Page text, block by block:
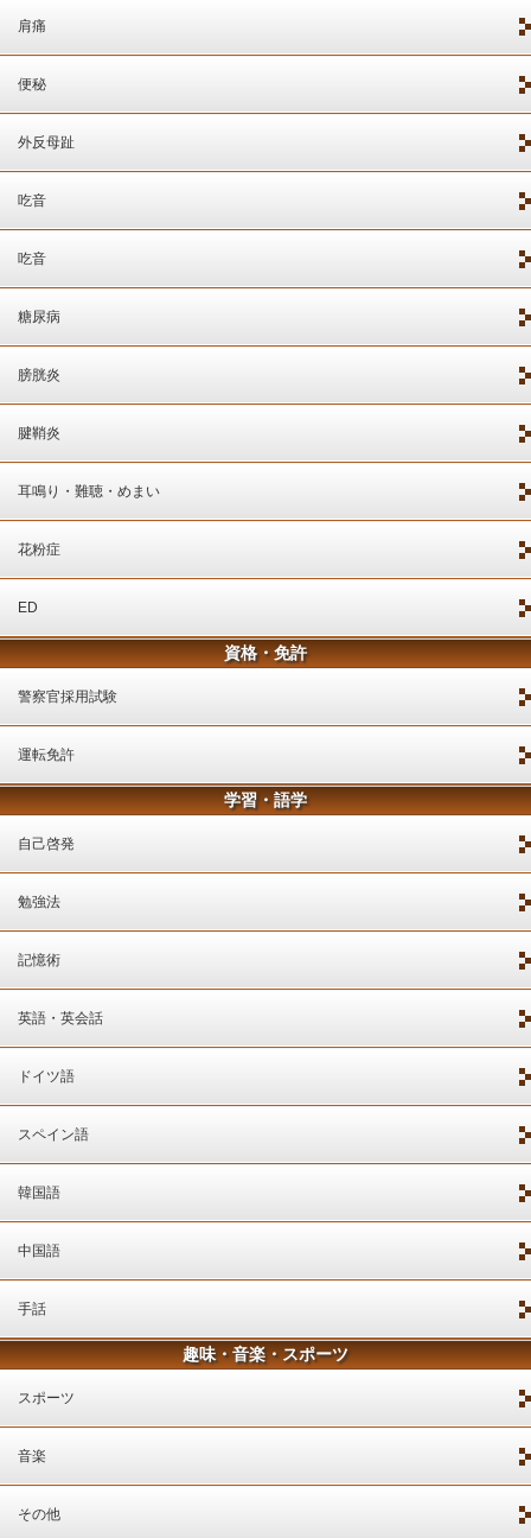
肩痛
便秘
外反母趾
吃音
吃音
糖尿病
膀胱炎
腱鞘炎
耳鳴り・難聴・めまい
花粉症
ED
資格・免許
警察官採用試験
運転免許
学習・語学
自己啓発
勉強法
記憶術
英語・英会話
ドイツ語
スペイン語
韓国語
中国語
手話
趣味・音楽・スポーツ
スポーツ
音楽
その他